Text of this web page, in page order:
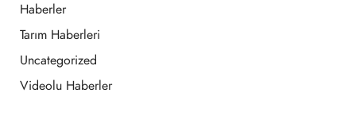
Haberler
Tarım Haberleri
Uncategorized
Videolu Haberler